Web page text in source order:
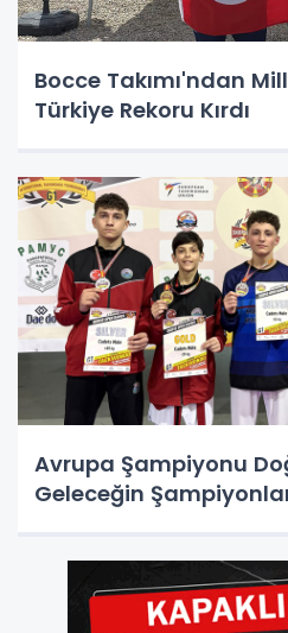
Bocce Takımı'ndan
Türkiye Rekoru Kırdı
Avrupa Şampiyonu
Geleceğin